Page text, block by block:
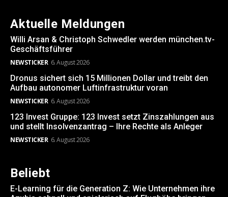
Aktuelle Meldungen
Willi Arsan & Christoph Schwedler werden münchen.tv-
Geschäftsführer
NEWSTICKER 6. August 2026
Dronus sichert sich 15 Millionen Dollar und treibt den
Aufbau autonomer Luftinfrastruktur voran
NEWSTICKER 6. August 2026
123 Invest Gruppe: 123 Invest setzt Zinszahlungen aus
und stellt Insolvenzantrag – Ihre Rechte als Anleger
NEWSTICKER 6. August 2026
Beliebt
E-Learning für die Generation Z: Wie Unternehmen ihre